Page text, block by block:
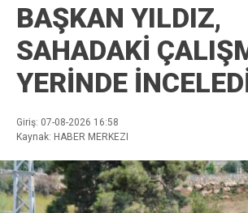
BAŞKAN YILDIZ,
SAHADAKİ
YERİNDE
Giriş: 07-08-2026 16:58
Kaynak: HABER MERKEZI